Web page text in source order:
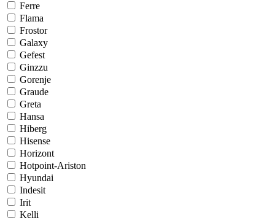
Ferre
Flama
Frostor
Galaxy
Gefest
Ginzzu
Gorenje
Graude
Greta
Hansa
Hiberg
Hisense
Horizont
Hotpoint-Ariston
Hyundai
Indesit
Irit
Kelli